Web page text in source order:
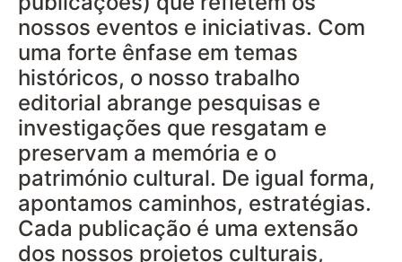
nossos eventos e iniciativas. Com
uma forte ênfase em temas
históricos, o nosso trabalho
editorial abrange pesquisas e
investigações que resgatam e
preservam a memória e o
património cultural. De igual forma,
apontamos caminhos, estratégias.
Cada publicação é uma extensão
dos nossos projetos culturais,